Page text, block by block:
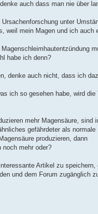
auch dass man nie über
unter
weil mein Magen und ich auch
habe ich denn?
denke auch nicht, dass ich
ich so gesehen habe, wird die
mehr Magensäure, sind
gefährdeter als normale
produzieren, dann
noch mehr oder?
Artikel zu speichern,
und dem Forum zugänglich